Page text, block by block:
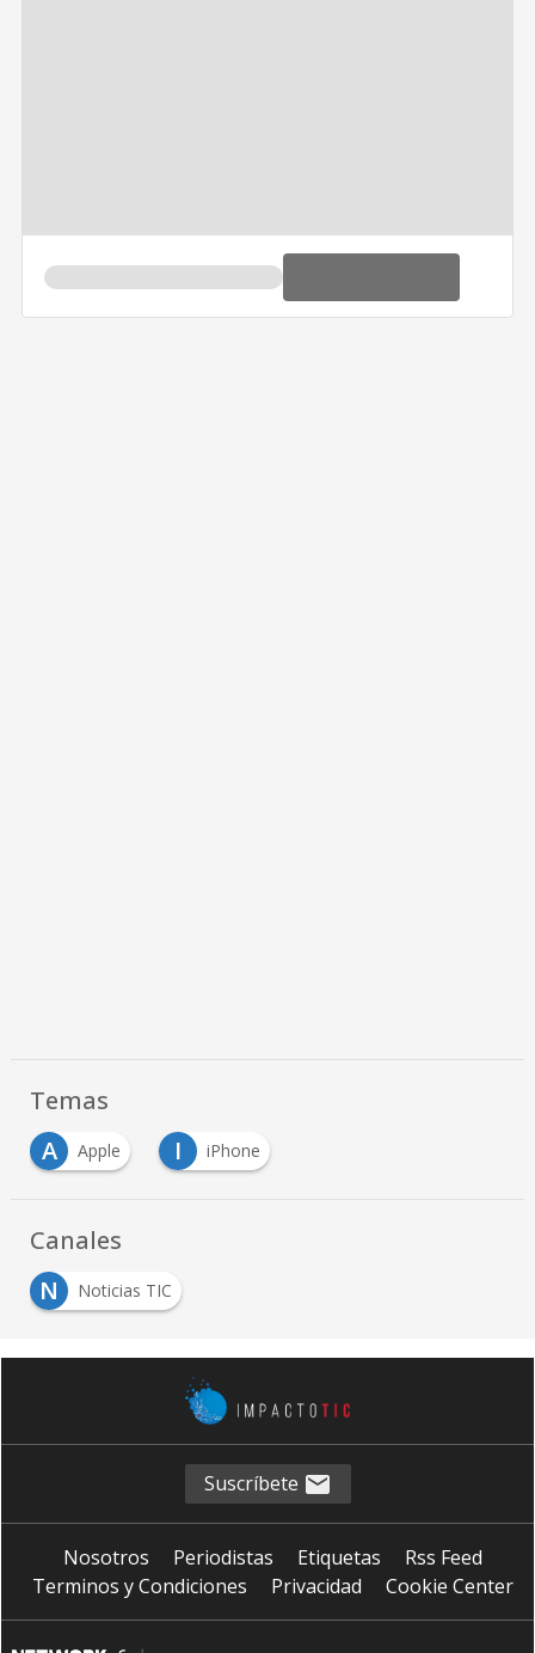
Temas
A
Apple I iPhone
Canales
N
Noticias TIC
Suscríbete
Nosotros Periodistas Etiquetas
Rss Feed
Terminos y Condiciones
Privacidad Cookie Center